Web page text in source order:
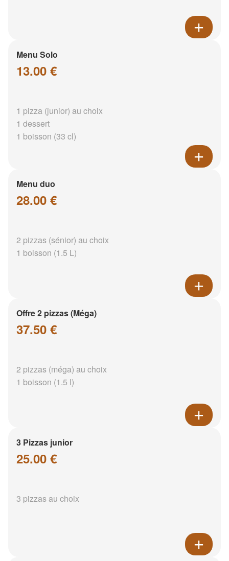
Menu Solo
13.00 €
1 pizza (junior) au choix
1 dessert
1 boisson (33 cl)
Menu duo
28.00 €
2 pizzas (sénior) au choix
1 boisson (1.5 L)
Offre 2 pizzas (Méga)
37.50 €
2 pizzas (méga) au choix
1 boisson (1.5 l)
3 Pizzas junior
25.00 €
3 pizzas au choix